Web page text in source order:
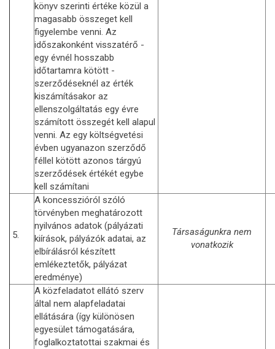
könyv szerinti értéke közül a
magasabb összeget kell
figyelembe venni. Az
időszakonként visszatérő -
egy évnél hosszabb
időtartamra kötött -
szerződéseknél az érték
kiszámításakor az
ellenszolgáltatás egy évre
számított összegét kell alapul
venni. Az egy költségvetési
évben ugyanazon szerződő
féllel kötött azonos tárgyú
szerződések értékét egybe
kell számítani
5.
A koncesszióról szóló
törvényben meghatározott
nyilvános adatok (pályázati
kiírások, pályázók adatai, az
elbírálásról készített
emlékeztetők, pályázat
eredménye)
Társaságunkra nem
vonatkozik
A közfeladatot ellátó szerv
által nem alapfeladatai
ellátására (így különösen
egyesület támogatására,
foglalkoztatottai szakmai és